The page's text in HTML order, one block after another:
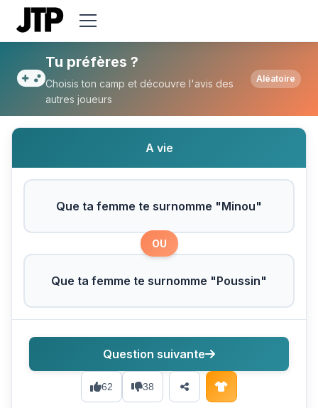
Tu préfères Que ta femme te
Tu préfères ?
Choisis ton camp et découvre l'avis des
autres joueurs
Aléatoire
A vie
Que ta femme te surnomme "Minou"
OU
Que ta femme te surnomme "Poussin"
62 38
Question suivante